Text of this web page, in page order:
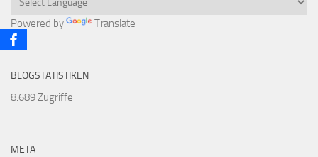
Powered by Translate
BLOGSTATISTIKEN
8.689 Zugriffe
META